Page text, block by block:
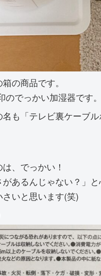
の商品です。
のでっかい加湿器です
も「テレビ裏ケーブル
、でっかい！
あるんじゃない？」と
いと思います(笑)